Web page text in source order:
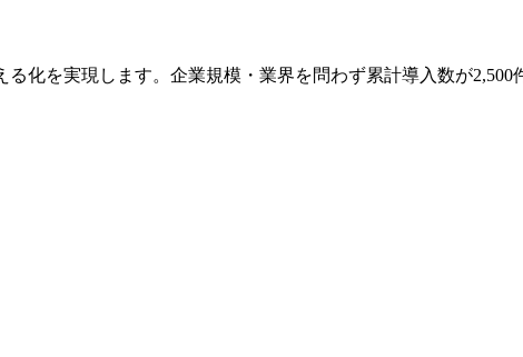
化を実現します。企業規模・業界を問わず累計導入数が